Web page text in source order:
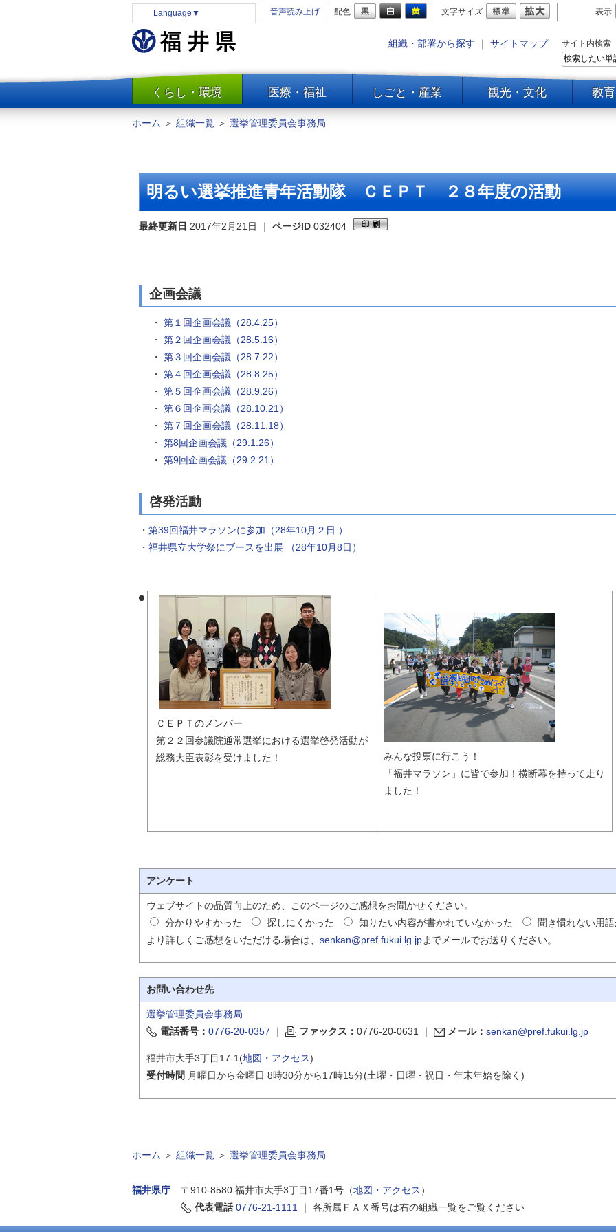
Language ▼ 音声読み上げ 配色 文字サイズ 表示
組織・部署から探す ｜ サイトマップ サイト内検索
一覧
くらし・環境 医療・福祉 しごと・産業 観光・文化 教
防災
水道・エネルギー
住まい・土地
環境問題・廃棄物対策・リサ
イクル
河川・砂防・港湾
自然
ホーム ＞ 組織一覧 ＞ 選挙管理委員会事務局
明るい選挙推進青年活動隊 ＣＥＰＴ ２８年度の活動
最終更新日 2017年2月21日 ｜ ページID 032404
企画会議
・ 第１回企画会議（28.4.25）
・ 第２回企画会議（28.5.16）
・ 第３回企画会議（28.7.22）
・ 第４回企画会議（28.8.25）
・ 第５回企画会議（28.9.26）
・ 第６回企画会議（28.10.21）
・ 第７回企画会議（28.11.18）
・ 第8回企画会議（29.1.26）
・ 第9回企画会議（29.2.21）
啓発活動
・ 第39回福井マラソンに参加（28年10月２日 ）
・ 福井県立大学祭にブースを出展 （28年10月8日）
ＣＥＰＴのメンバー
第２２回参議院通常選挙における選挙啓発活動が
総務大臣表彰を受けました！
みんな投票に行こう！
「福井マラソン」に皆で参加！横断幕を持って走り
ました！
アンケート
ウェブサイトの品質向上のため、このページのご感想をお聞かせください。
分かりやすかった
探しにくかった 知りたい内容が書かれていなかった
聞き慣れない用
より詳しくご感想をいただける場合は、 senkan@pref.fukui.lg.jpまでメールでお送りください。
お問い合わせ先
選挙管理委員会事務局
電話番号： 0776-20-0357 ｜ ファックス： 0776-20-0631 ｜ メール： senkan@pref.fukui.lg.jp
福井市大手3丁目17-1(地図・アクセス)
受付時間 月曜日から金曜日 8時30分から17時15分(土曜・日曜・祝日・年末年始を除く)
ホーム ＞ 組織一覧 ＞ 選挙管理委員会事務局
福井県庁 〒910-8580 福井市大手3丁目17番1号（地図・アクセス ）
代表電話 0776-21-1111 ｜ 各所属ＦＡＸ番号は右の組織一覧をご覧ください